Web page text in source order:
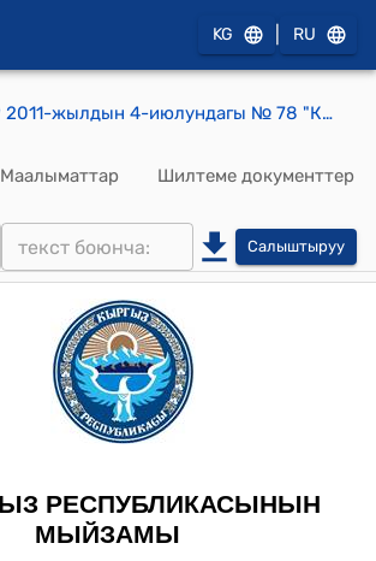
KG RU
КР 2011-жылдын 4-июлундагы № 78 "Кыргыз Республикасында мамлекеттик социалдык камсыздандыруу боюнча пенсиянын топтоо бөлүгүн каржылоо үчүн каражаттарды инвестициялоо жөнүндө" Мыйзамы
Маалыматтар Шилтеме документтер
Салыштыруу